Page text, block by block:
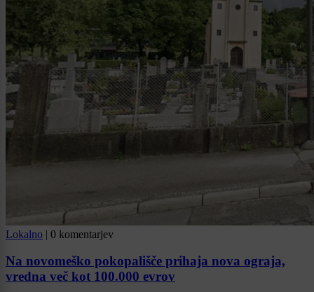
Lokalno | 0 komentarjev
Na novomeško pokopališče prihaja nova ograja,
vredna več kot 100.000 evrov